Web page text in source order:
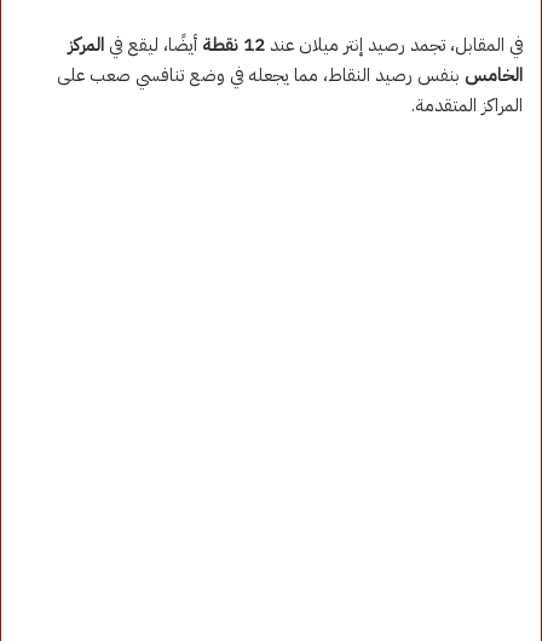
​في المقابل، تجمد رصيد إنتر ميلان عند 12 نقطة أيضًا، ليقع في المركز
الخامس بنفس رصيد النقاط، مما يجعله في وضع تنافسي صعب على
المراكز المتقدمة.